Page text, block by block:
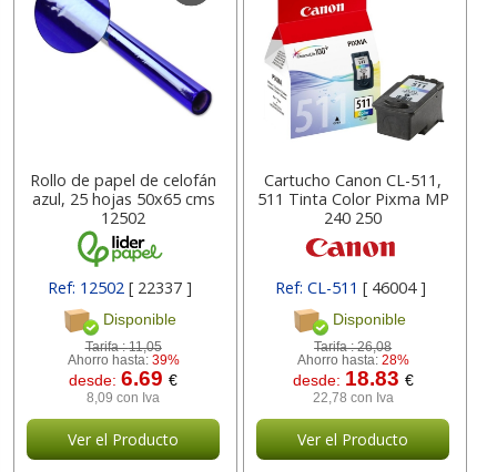
Rollo de papel de celofán
azul, 25 hojas 50x65 cms
12502
Ref: 12502[ 22337 ]
Disponible
Tarifa :11,05
Ahorro hasta: 39%
desde:6.69€
8,09 con Iva
Ver el Producto
Cartucho Canon CL-511,
511 Tinta Color Pixma MP
240 250
Ref: CL-511 [ 46004 ]
Disponible
Tarifa :26,08
Ahorro hasta: 28%
desde: 18.83 €
22,78 con Iva
Ver el Producto